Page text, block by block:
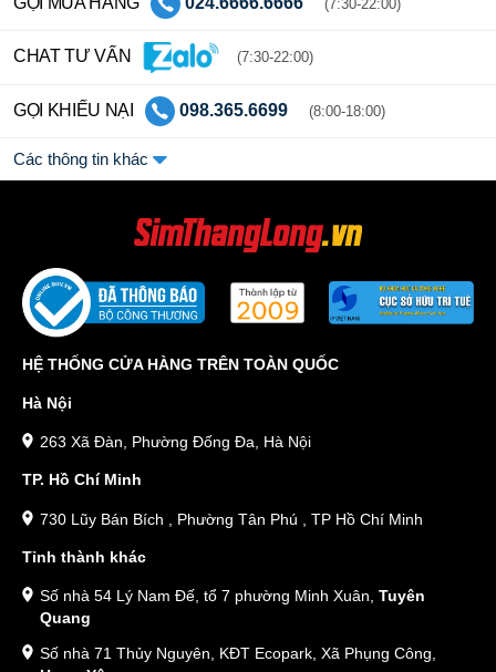
(7:30-22:00)
CHAT TƯ VẤN (7:30-22:00)
GỌI KHIẾU NẠI 098.365.6699 (8:00-18:00)
Các thông tin khác
HỆ THỐNG CỬA HÀNG TRÊN TOÀN QUỐC
Hà Nội
263 Xã Đàn, Phường Đống Đa, Hà Nội
TP. Hồ Chí Minh
730 Lũy Bán Bích , Phường Tân Phú , TP Hồ Chí Minh
Tỉnh thành khác
Số nhà 54 Lý Nam Đế, tổ 7 phường Minh Xuân, Tuyên
Quang
Số nhà 71 Thủy Nguyên, KĐT Ecopark, Xã Phụng Công,